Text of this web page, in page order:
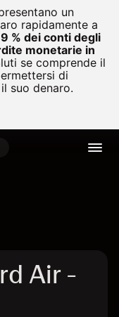
un
rapidamente a
% dei conti degli
monetarie in
se comprende il
di
suo denaro.
Air -